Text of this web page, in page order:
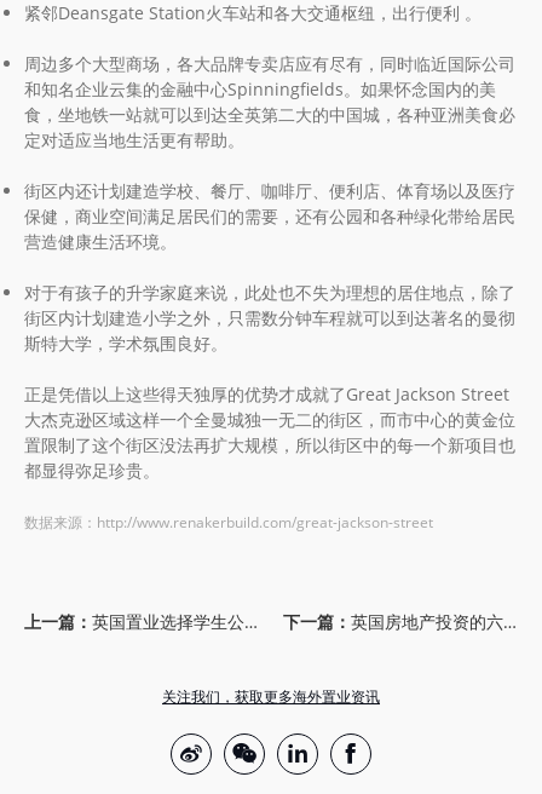
紧邻Deansgate Station火车站和各大交通枢纽，出行便利 。
周边多个大型商场，各大品牌专卖店应有尽有，同时临近国际公司
和知名企业云集的金融中心Spinningfields。如果怀念国内的美
食，坐地铁一站就可以到达全英第二大的中国城，各种亚洲美食必
定对适应当地生活更有帮助。
街区内还计划建造学校、餐厅、咖啡厅、便利店、体育场以及医疗
保健，商业空间满足居民们的需要，还有公园和各种绿化带给居民
营造健康生活环境。
对于有孩子的升学家庭来说，此处也不失为理想的居住地点，除了
街区内计划建造小学之外，只需数分钟车程就可以到达著名的曼彻
斯特大学，学术氛围良好。
正是凭借以上这些得天独厚的优势才成就了Great Jackson Street
大杰克逊区域这样一个全曼城独一无二的街区，而市中心的黄金位
置限制了这个街区没法再扩大规模，所以街区中的每一个新项目也
都显得弥足珍贵。
数据来源：http://www.renakerbuild.com/great-jackson-street
上一篇： 英国置业选择学生公寓还是住宅？ 下一篇： 英国房地产投资的六大误区
关注我们，获取更多海外置业资讯